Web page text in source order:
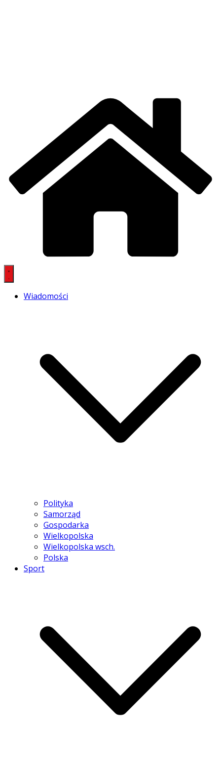
Wiadomości
Polityka
Samorząd
Gospodarka
Wielkopolska
Wielkopolska wsch.
Polska
Sport